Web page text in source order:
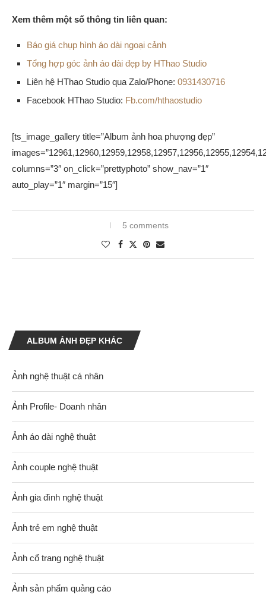
Xem thêm một số thông tin liên quan:
Báo giá chụp hình áo dài ngoại cảnh
Tổng hợp góc ảnh áo dài đẹp by HThao Studio
Liên hệ HThao Studio qua Zalo/Phone: 0931430716
Facebook HThao Studio: Fb.com/hthaostudio
[ts_image_gallery title=”Album ảnh hoa phượng đẹp”
columns=”3″ on_click=”prettyphoto” show_nav=”1″
auto_play=”1″ margin=”15″]
5 comments
ALBUM ẢNH ĐẸP KHÁC
Ảnh nghệ thuật cá nhân
Ảnh Profile- Doanh nhân
Ảnh áo dài nghệ thuật
Ảnh couple nghệ thuật
Ảnh gia đình nghệ thuật
Ảnh trẻ em nghệ thuật
Ảnh cổ trang nghệ thuật
Ảnh sản phẩm quảng cáo